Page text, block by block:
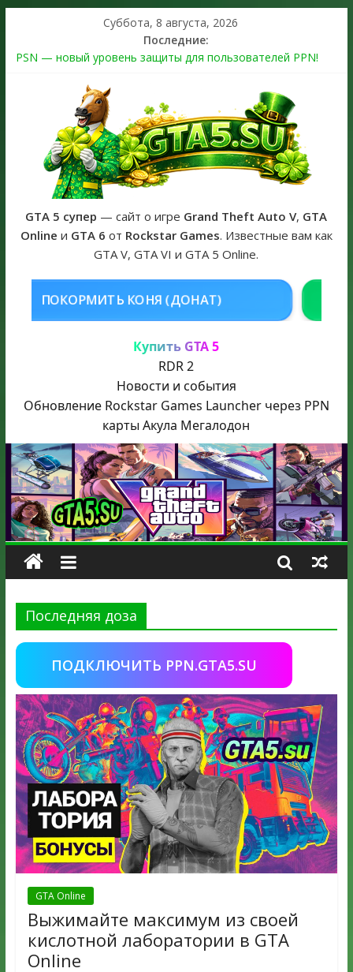
Суббота, 8 августа, 2026
Последние:
PSN — новый уровень защиты для пользователей PPN!
The Kortz Center Heist выйдет в GTA Online уже 14 июля
Регистрация в Rockstar Games Social Club ошибка #1.500.7:
как зарегистрировать аккаунт и войти без проблем в 2026
Получайте особые награды в GTA Online по программе
Fine Art Collector
GTA 6 официальная обложка игры и Предзаказ Grand Theft
Auto VI
GTA 5 супер — сайт о игре Grand Theft Auto V, GTA
Online и GTA 6 от Rockstar Games. Известные вам как
GTA V, GTA VI и GTA 5 Online.
КУПИТЬ GTA 5 ONLINE НА PC
Купить GTA 5
RDR 2
Новости и события
Обновление Rockstar Games Launcher через PPN
карты Акула Мегалодон
Последняя доза
ПОДКЛЮЧИТЬ PPN.GTA5.SU
GTA Online
Выжимайте максимум из своей
кислотной лаборатории в GTA
Online